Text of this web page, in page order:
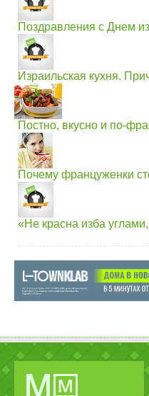
Поздравления с Днем
Израильская кухня.
Постно, вкусно и по-
Почему француженки
«Не красна изба